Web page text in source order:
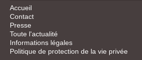
Accueil
Contact
Presse
Toute l'actualité
Informations légales
Politique de protection de la vie privée